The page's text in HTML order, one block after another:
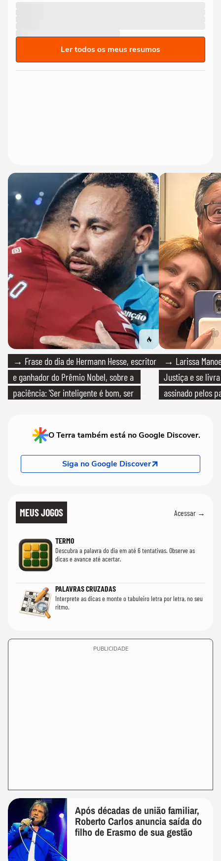
Ler todos os meus resumos
→ Frase do dia de Hermann Hesse, escritor
e ganhador do Prêmio Nobel, sobre a
paciência: 'Ser inteligente é bom, ser
→ Larissa
Justiça e se
assinado pelos
O Terra também está no Google Discover.
Siga no Google Discover
MEUS JOGOS Acessar →
TERMO
Descubra a palavra do dia em até 6 tentativas. Observe as
dicas e avance até acertar.
PALAVRAS CRUZADAS
Interprete as dicas e monte o tabuleiro letra por letra, no seu
ritmo.
PUBLICIDADE
Após décadas de união familiar,
Roberto Carlos anuncia saída do
filho de Erasmo de sua gestão